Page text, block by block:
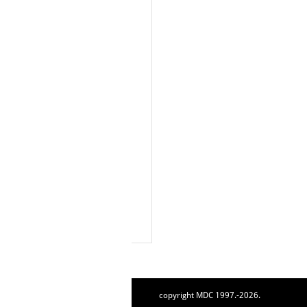
copyright MDC 1997.-2026.